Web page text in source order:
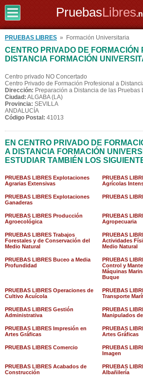
PruebasLibres
PRUEBAS LIBRES » Formación Universitaria
CENTRO PRIVADO DE FORMACIÓN
DISTANCIA FORMACIÓN
Centro privado NO Concertado
Centro Privado de Formación Profesional a
Dirección: Preparación a Distancia de las Pruebas
Ciudad: ALGABA (LA)
Provincia: SEVILLA
ANDALUCÍA
Código Postal: 41013
EN CENTRO PRIVADO DE
A DISTANCIA FORMACIÓN
ESTUDIAR TAMBIÉN LOS
PRUEBAS LIBRES Explotaciones
Agrarias Extensivas
PRUEBAS
Agrícolas
PRUEBAS LIBRES Explotaciones
Ganaderas
PRUEBAS
PRUEBAS LIBRES Producción
Agroecológica
PRUEBAS
Agropecuaria
PRUEBAS LIBRES Trabajos
Forestales y de Conservación del
Medio Natural
PRUEBAS
Actividades
Medio Natural
PRUEBAS LIBRES Buceo a Media
Profundidad
PRUEBAS
Control y
Máquinas
Buque
PRUEBAS LIBRES Operaciones de
Cultivo Acuícola
PRUEBAS
Transporte
PRUEBAS LIBRES Gestión
Administrativa
PRUEBAS
Manipulados
PRUEBAS LIBRES Impresión en
Artes Gráficas
PRUEBAS
Artes Gráficas
PRUEBAS LIBRES Comercio
PRUEBAS
Imagen
PRUEBAS LIBRES Acabados de
Construcción
PRUEBAS
Albañilería